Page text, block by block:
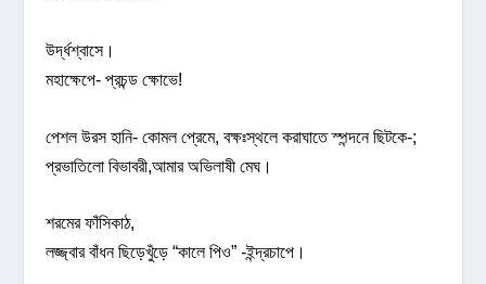
উর্দ্ধশ্বাসে।
মহাক্ষেপে- প্রচন্ড ক্ষোভে!
পেশল উরস হানি- কোমল প্রেমে, বক্ষঃস্থলে করাঘাতে স্পন্দনে ছিটকে-;
প্রভাতিলো বিভাবরী,আমার অভিলাষী মেঘ।
শরমের ফাঁসিকাঠ,
লজ্জ্বার বাঁধন ছিড়েখুঁড়ে “কালে পিও” -ইন্দ্রচাপে।